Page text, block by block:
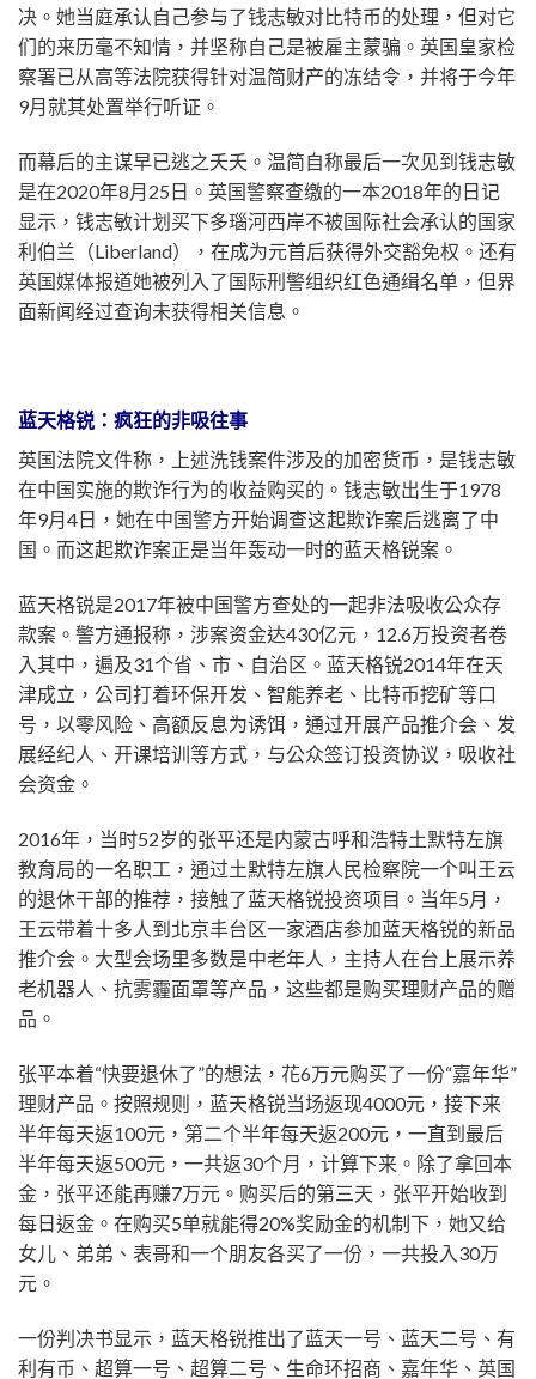
决。她当庭承认自己参与了钱志敏对比特币的处理，但对它
们的来历毫不知情，并坚称自己是被雇主蒙骗。英国皇家检
察署已从高等法院获得针对温简财产的冻结令，并将于今年
9月就其处置举行听证。
而幕后的主谋早已逃之夭夭。温简自称最后一次见到钱志敏
是在2020年8月25日。英国警察查缴的一本2018年的日记
显示，钱志敏计划买下多瑙河西岸不被国际社会承认的国家
利伯兰（Liberland），在成为元首后获得外交豁免权。还有
英国媒体报道她被列入了国际刑警组织红色通缉名单，但界
面新闻经过查询未获得相关信息。
蓝天格锐：疯狂的非吸往事
英国法院文件称，上述洗钱案件涉及的加密货币，是钱志敏
在中国实施的欺诈行为的收益购买的。钱志敏出生于1978
年9月4日，她在中国警方开始调查这起欺诈案后逃离了中
国。而这起欺诈案正是当年轰动一时的蓝天格锐案。
蓝天格锐是2017年被中国警方查处的一起非法吸收公众存
款案。警方通报称，涉案资金达430亿元，12.6万投资者卷
入其中，遍及31个省、市、自治区。蓝天格锐2014年在天
津成立，公司打着环保开发、智能养老、比特币挖矿等口
号，以零风险、高额反息为诱饵，通过开展产品推介会、发
展经纪人、开课培训等方式，与公众签订投资协议，吸收社
会资金。
2016年，当时52岁的张平还是内蒙古呼和浩特土默特左旗
教育局的一名职工，通过土默特左旗人民检察院一个叫王云
的退休干部的推荐，接触了蓝天格锐投资项目。当年5月，
王云带着十多人到北京丰台区一家酒店参加蓝天格锐的新品
推介会。大型会场里多数是中老年人，主持人在台上展示养
老机器人、抗雾霾面罩等产品，这些都是购买理财产品的赠
品。
张平本着“快要退休了”的想法，花6万元购买了一份“嘉年华”
理财产品。按照规则，蓝天格锐当场返现4000元，接下来
半年每天返100元，第二个半年每天返200元，一直到最后
半年每天返500元，一共返30个月，计算下来。除了拿回本
金，张平还能再赚7万元。购买后的第三天，张平开始收到
每日返金。在购买5单就能得20%奖励金的机制下，她又给
女儿、弟弟、表哥和一个朋友各买了一份，一共投入30万
元。
一份判决书显示，蓝天格锐推出了蓝天一号、蓝天二号、有
利有币、超算一号、超算二号、生命环招商、嘉年华、英国